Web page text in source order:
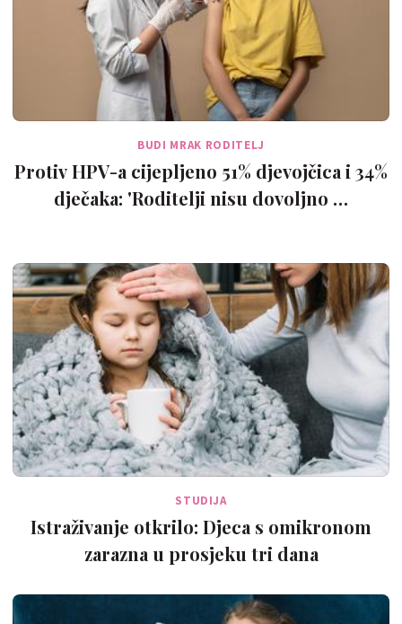
BUDI MRAK RODITELJ
Protiv HPV-a cijepljeno 51% djevojčica i 34%
dječaka: 'Roditelji nisu dovoljno …
STUDIJA
Istraživanje otkrilo: Djeca s omikronom
zarazna u prosjeku tri dana